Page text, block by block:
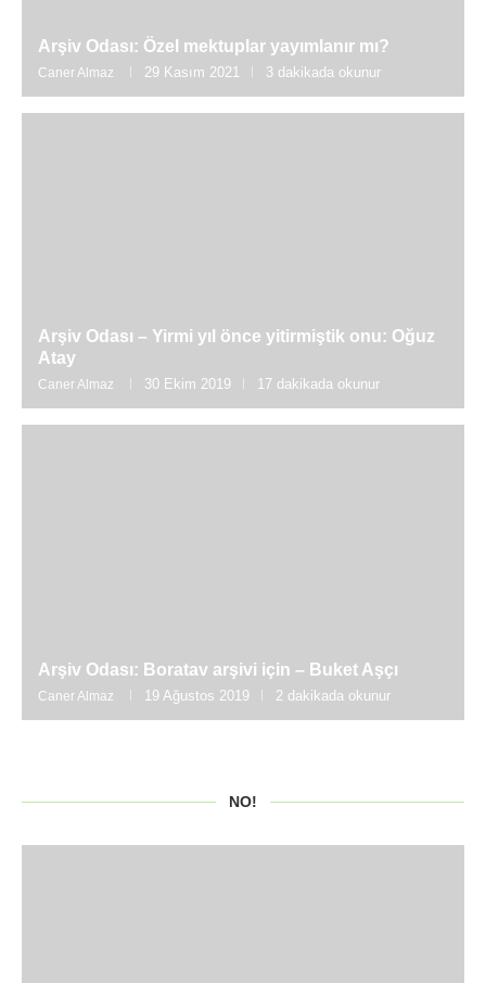
Arşiv Odası: Özel mektuplar yayımlanır mı?
Caner Almaz 29 Kasım 2021 3 dakikada okunur
Arşiv Odası – Yirmi yıl önce yitirmiştik onu: Oğuz
Atay
Caner Almaz 30 Ekim 2019 17 dakikada okunur
Arşiv Odası: Boratav arşivi için – Buket Aşçı
Caner Almaz 19 Ağustos 2019 2 dakikada okunur
NO!